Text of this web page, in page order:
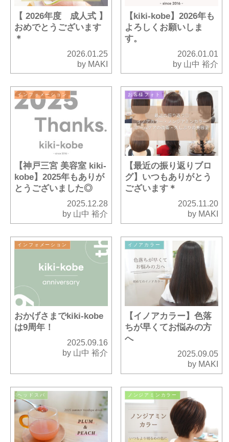
【 2026年度 成人式 】
おめでとうございます
＊
2026.01.25
by MAKI
【kiki-kobe】2026年も
よろしくお願いしま
す。
2026.01.01
by 山中 裕介
インフォメーション
【神戸三宮 美容室 kiki-
kobe】2025年もありが
とうございました◎
2025.12.28
by 山中 裕介
お客様フォト
【最近の振り返りブロ
グ】いつもありがとう
ございます＊
2025.11.20
by MAKI
インフォメーション
おかげさまでkiki-kobe
は9周年！
2025.09.16
by 山中 裕介
イノアカラー
【イノアカラー】色落
ちが早くてお悩みの方
へ
2025.09.05
by MAKI
ヘッドスパ ノンジアミンカラー